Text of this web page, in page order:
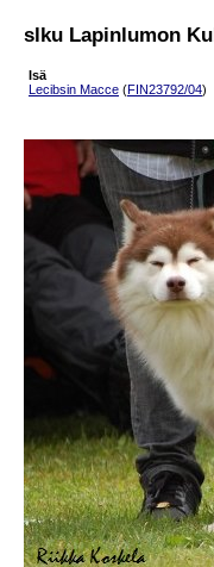
slku Lapinlumon
Isä
Lecibsin Macce (FIN23792/04)